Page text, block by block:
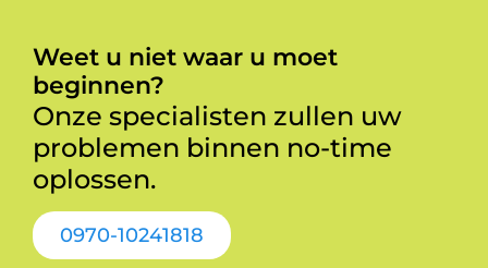
Weet u niet waar u moet
beginnen?
Onze specialisten zullen uw
problemen binnen no-time
oplossen.
0970-10241818